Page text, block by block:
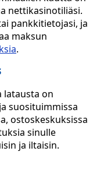
nettikasinotiliäsi.
pankkitietojasi, ja
maksun
.
latausta on
suosituimmissa
ostoskeskuksissa
sinulle
ja iltaisin.